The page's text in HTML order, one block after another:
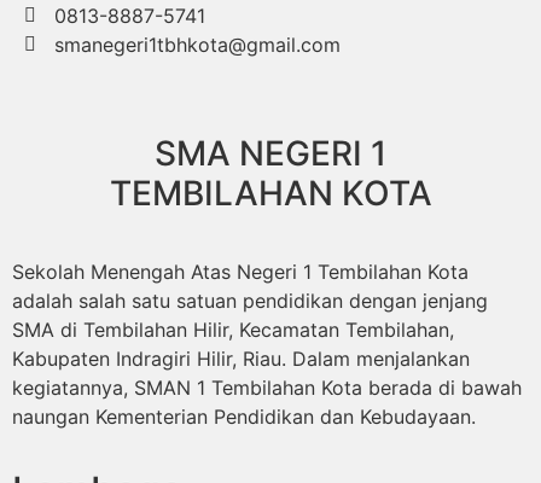
0813-8887-5741
smanegeri1tbhkota@gmail.com
SMA NEGERI 1
TEMBILAHAN KOTA
Sekolah Menengah Atas Negeri 1 Tembilahan Kota
adalah salah satu satuan pendidikan dengan jenjang
SMA di Tembilahan Hilir, Kecamatan Tembilahan,
Kabupaten Indragiri Hilir, Riau. Dalam menjalankan
kegiatannya, SMAN 1 Tembilahan Kota berada di bawah
naungan Kementerian Pendidikan dan Kebudayaan.